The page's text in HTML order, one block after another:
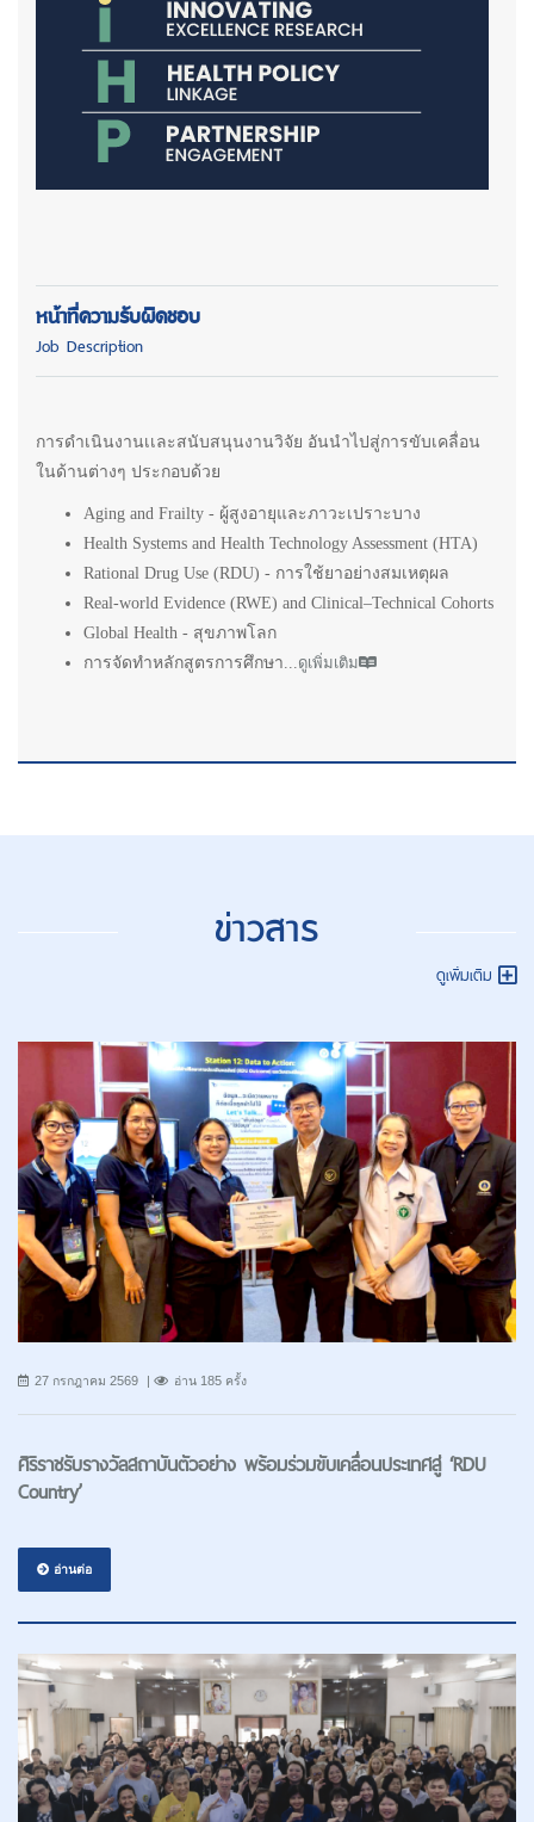
หน้าที่ความรับผิดชอบ
Job Description
การดำเนินงานเเละสนับสนุนงานวิจัย อันนำไปสู่การขับเคลื่อน
ในด้านต่างๆ ประกอบด้วย
Aging and Frailty - ผู้สูงอายุและภาวะเปราะบาง
Health Systems and Health Technology Assessment (HTA)
Rational Drug Use (RDU) - การใช้ยาอย่างสมเหตุผล
Real-world Evidence (RWE) and Clinical–Technical Cohorts
Global Health - สุขภาพโลก
การจัดทำหลักสูตรการศึกษา... ดูเพิ่มเติม
ข่าวสาร
ดูเพิ่มเติม
27 กรกฎาคม 2569 อ่าน 185 ครั้ง
ศิริราชรับรางวัลสถาบันตัวอย่าง พร้อมร่วมขับเคลื่อนประเทศสู่ ‘RDU
Country’
อ่านต่อ